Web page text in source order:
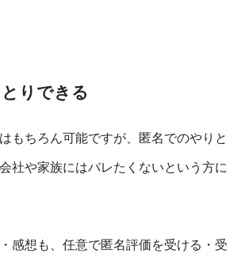
りできる
もちろん可能ですが、匿名でのやりと
社や家族にはバレたくないという方に
感想も、任意で匿名評価を受ける・受